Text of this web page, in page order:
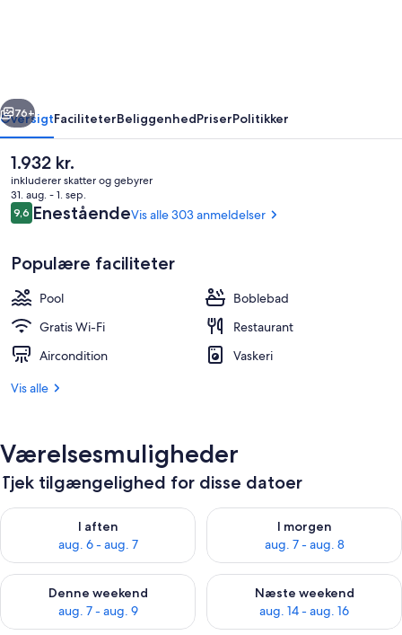
Only
Udendørs pool, parasoller, liggestole
Næste
76+
OversigtFaciliteterBeliggenhedPriserPolitikker
Den
nuværende
pris
er
1.932 kr.
1.932 kr.
inkluderer skatter og gebyrer
31. aug. - 1. sep.
Anmeldelser
9,69,6 ud af 10.
EneståendeVis alle 303 anmeldelser
Populære faciliteter
Pool
Boblebad
Gratis Wi-Fi
Restaurant
Aircondition
Vaskeri
Vis alle
Værelsesmuligheder
Tjek tilgængelighed for disse datoer
I aften
aug. 6 - aug. 7
Tjek tilgængelighed for i aften aug. 6 - aug. 7
I morgen
aug. 7 - aug. 8
Tjek tilgængelighed for i
Denne weekend
aug. 7 - aug. 9
Tjek tilgængelighed for denne weekend aug. 7 - aug. 9
Næste weekend
aug. 14 - aug. 16
Tjek tilgængelighed for næste